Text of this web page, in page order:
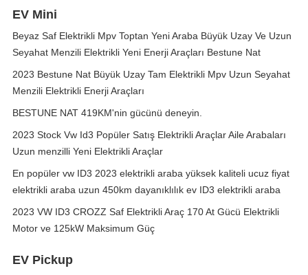
EV Mini
Beyaz Saf Elektrikli Mpv Toptan Yeni Araba Büyük Uzay Ve Uzun
Seyahat Menzili Elektrikli Yeni Enerji Araçları Bestune Nat
2023 Bestune Nat Büyük Uzay Tam Elektrikli Mpv Uzun Seyahat
Menzili Elektrikli Enerji Araçları
BESTUNE NAT 419KM'nin gücünü deneyin.
2023 Stock Vw Id3 Popüler Satış Elektrikli Araçlar Aile Arabaları
Uzun menzilli Yeni Elektrikli Araçlar
En popüler vw ID3 2023 elektrikli araba yüksek kaliteli ucuz fiyat
elektrikli araba uzun 450km dayanıklılık ev ID3 elektrikli araba
2023 VW ID3 CROZZ Saf Elektrikli Araç 170 At Gücü Elektrikli
Motor ve 125kW Maksimum Güç
EV Pickup